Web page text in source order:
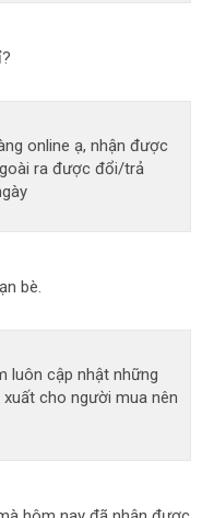
online ạ, nhận được
ra được đổi/trả
bè.
luôn cập nhật những
cho người mua nên